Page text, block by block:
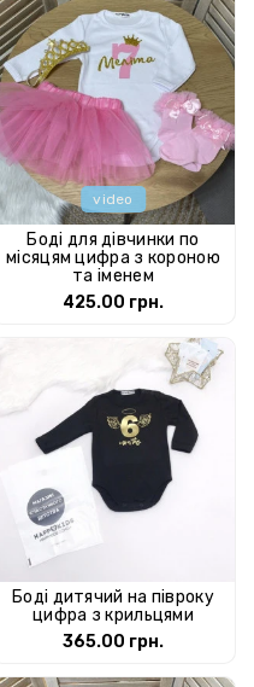
video
Боді для дівчинки по
місяцям цифра з короною
та іменем
425.00 грн.
Боді дитячий на півроку
цифра з крильцями
365.00 грн.